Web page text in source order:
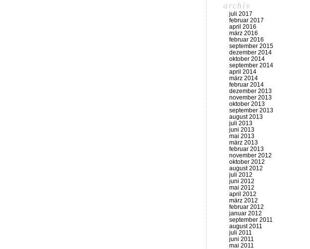
archiv
juli 2017
februar 2017
april 2016
märz 2016
februar 2016
september 2015
dezember 2014
oktober 2014
september 2014
april 2014
märz 2014
februar 2014
dezember 2013
november 2013
oktober 2013
september 2013
august 2013
juli 2013
juni 2013
mai 2013
märz 2013
februar 2013
november 2012
oktober 2012
august 2012
juli 2012
juni 2012
mai 2012
april 2012
märz 2012
februar 2012
januar 2012
september 2011
august 2011
juli 2011
juni 2011
mai 2011